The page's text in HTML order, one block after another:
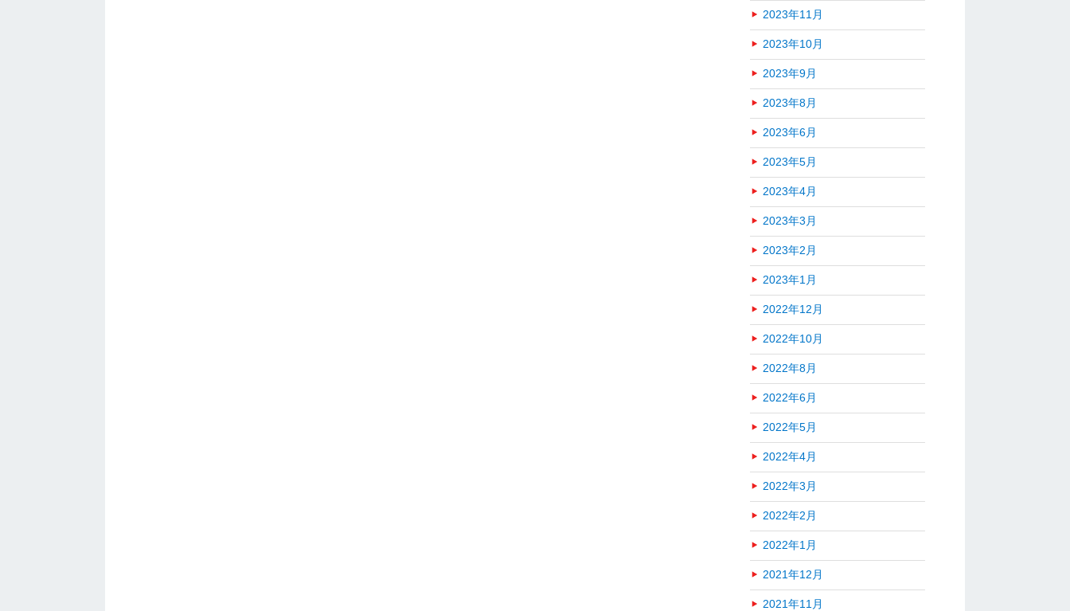
2023年11月
2023年10月
2023年9月
2023年8月
2023年6月
2023年5月
2023年4月
2023年3月
2023年2月
2023年1月
2022年12月
2022年10月
2022年8月
2022年6月
2022年5月
2022年4月
2022年3月
2022年2月
2022年1月
2021年12月
2021年11月